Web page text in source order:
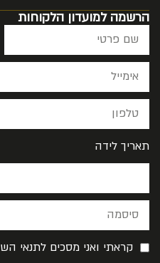
הרשמה למועדון הלקוחות
תאריך לידה
קראתי ואני מסכים לתנאי